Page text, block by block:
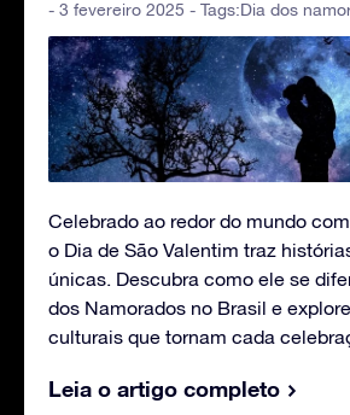
- 3 fevereiro 2025 - Tags:Dia dos
Celebrado ao redor do mundo
o Dia de São Valentim traz
únicas. Descubra como ele se
dos Namorados no Brasil e
culturais que tornam cada
Leia o artigo completo